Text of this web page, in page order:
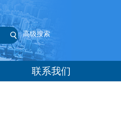
高级搜索
联系我们